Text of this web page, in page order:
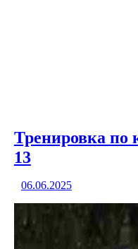
Тренировка по
13
06.06.2025